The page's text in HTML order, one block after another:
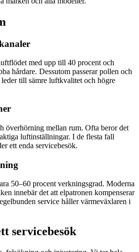
med upp till 40 procent och
hårdare. Dessutom passerar pollen och
till sämre luftkvalitet och högre
överhörning mellan rum. Ofta beror det
luftinställningar. I de flesta fall
ett enda servicebesök.
50–60 procent verkningsgrad. Moderna
innebär det att elpatronen kompenserar
service håller värmeväxlaren i
servicebesök